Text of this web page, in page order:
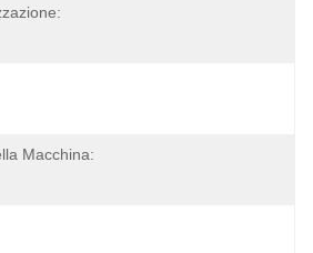
Macchina: